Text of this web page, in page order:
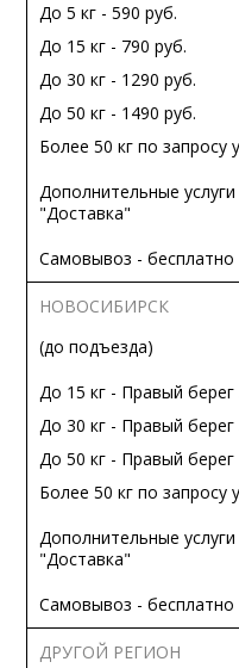
До 5 кг - 590 руб.
До 15 кг - 790 руб.
До 30 кг - 1290 руб.
До 50 кг - 1490 руб.
Более 50 кг по запросу
Дополнительные
"Доставка"
Самовывоз - бесплатно
НОВОСИБИРСК
(до подъезда)
До 15 кг - Правый
До 30 кг - Правый
До 50 кг - Правый
Более 50 кг по запросу
Дополнительные
"Доставка"
Самовывоз - бесплатно
ДРУГОЙ РЕГИОН